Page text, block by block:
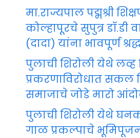
मा.राज्यपाल पद्मश्री
कोल्हापूरचे सुपुत्र डॉ.डी
(दादा) यांना भावपूर्ण
पुलाची शिरोली येथे लव्ह
प्रकरणाविरोधात सकल
समाजाचे जोडे मारो
पुलाची शिरोली येथे
गाळ प्रकल्पाचे